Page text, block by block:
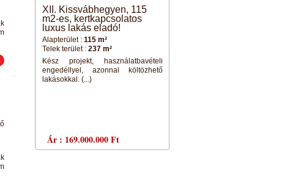
XII. Kissvábhegyen, 115
m2-es, kertkapcsolatos
luxus lakás eladó!
Alapterület : 115 m²
Telek terület : 237 m²
Kész projekt, használatbavételi
engedéllyel, azonnal költözhető
lakásokkal. (...)
Ár : 169.000.000 Ft